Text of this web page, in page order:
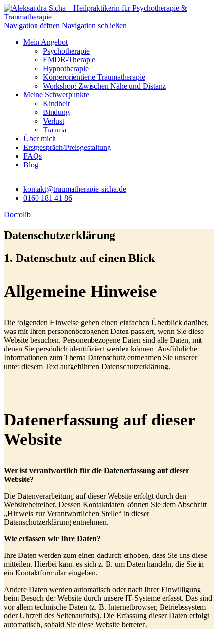
Zum
Inhalt
springen
Navigation öffnen Navigation schließen
Mein Angebot
Psychotherapie
EMDR-Therapie
Hypnotherapie
Körperorientierte Traumatherapie
Workshop: Zwischen Nähe und Distanz
Meine Schwerpunkte
Kindheit
Bindung
Verlust
Trauma
Über mich
Erstgespräch/Preisgestaltung
FAQs
Blog
kontakt@traumatherapie-sicha.de
0160 181 41 86
Doctolib
Datenschutzerklärung
1. Datenschutz auf einen Blick
Allgemeine Hinweise
Die folgenden Hinweise geben einen einfachen Überblick darüber,
was mit Ihren personenbezogenen Daten passiert, wenn Sie diese
Website besuchen. Personenbezogene Daten sind alle Daten, mit
denen Sie persönlich identifiziert werden können. Ausführliche
Informationen zum Thema Datenschutz entnehmen Sie unserer
unter diesem Text aufgeführten Datenschutzerklärung.
Datenerfassung auf dieser
Website
Wer ist verantwortlich für die Datenerfassung auf dieser
Website?
Die Datenverarbeitung auf dieser Website erfolgt durch den
Websitebetreiber. Dessen Kontaktdaten können Sie dem Abschnitt
„Hinweis zur Verantwortlichen Stelle“ in dieser
Datenschutzerklärung entnehmen.
Wie erfassen wir Ihre Daten?
Ihre Daten werden zum einen dadurch erhoben, dass Sie uns diese
mitteilen. Hierbei kann es sich z. B. um Daten handeln, die Sie in
ein Kontaktformular eingeben.
Andere Daten werden automatisch oder nach Ihrer Einwilligung
beim Besuch der Website durch unsere IT-Systeme erfasst. Das sind
vor allem technische Daten (z. B. Internetbrowser, Betriebssystem
oder Uhrzeit des Seitenaufrufs). Die Erfassung dieser Daten erfolgt
automatisch, sobald Sie diese Website betreten.